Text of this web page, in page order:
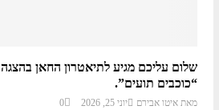
שלום עליכם מגיע לתיאטרון החאן בהצגה
“כוכבים תועים”.
מאת איטו אבירם יוני 25, 2026 0